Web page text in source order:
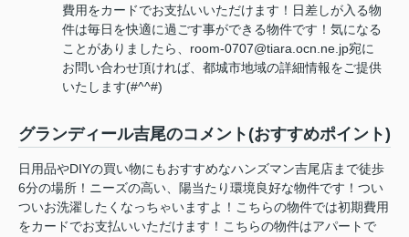
費用をカードでお支払いいただけます！日差しが入る物
件は毎日を快適に過ごす事ができる物件です！気になる
ことがありましたら、room-0707@tiara.ocn.ne.jp宛に
お問い合わせ頂ければ、都城市地域の詳細情報をご提供
いたします(#^^#)
グランディール吉尾のコメント(おすすめポイント)
日用品やDIYの買い物にもおすすめなハンズマン吉尾店まで徒歩
6分の場所！ニーズの高い、陽当たり環境良好な物件です！つい
ついお洗濯したくなっちゃいますよ！こちらの物件では初期費用
をカードでお支払いいただけます！こちらの物件はアパートで